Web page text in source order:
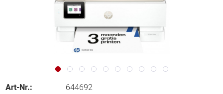
Art-Nr.:
644692